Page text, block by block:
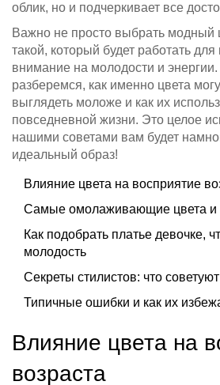
облик, но и подчеркивает все
Важно не просто выбрать модный
такой, который будет работать для
внимание на молодости и
разберемся, как именно цвета
выглядеть моложе и как их
повседневной жизни. Это целое
нашими советами вам будет
идеальный образ!
Влияние цвета на восприятие
Самые омолаживающие цвета и
Как подобрать платье девочке,
молодость
Секреты стилистов: что
Типичные ошибки и как их
Влияние цвета на
возраста